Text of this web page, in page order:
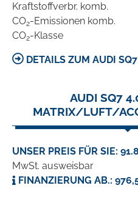
Kraftstoffverbr. komb.
CO2-Emissionen komb.
CO2-Klasse
DETAILS ZUM AUDI
AUDI SQ7
MATRIX/LUFT/
UNSER PREIS FÜR SIE:
MwSt. ausweisbar
FINANZIERUNG AB.: